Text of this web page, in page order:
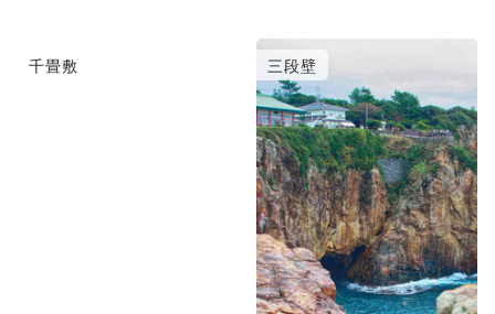
千畳敷 三段壁